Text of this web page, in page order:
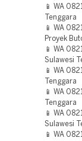
📱 WA
Tenggara
📱 WA
Proyek
📱 WA
Sulawesi
📱 WA
Tenggara
📱 WA
Tenggara
📱 WA
Sulawesi
📱 WA